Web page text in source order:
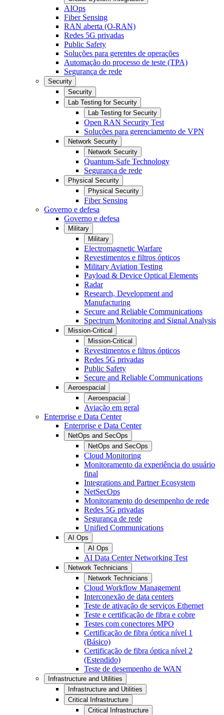
AIOps
Fiber Sensing
RAN aberta (O-RAN)
Redes 5G privadas
Public Safety
Soluções para gerentes de operações
Automação do processo de teste (TPA)
Segurança de rede
Security
Security
Lab Testing for Security
Lab Testing for Security
Open RAN Security Test
Soluções para gerenciamento de VPN
Network Security
Network Security
Quantum-Safe Technology
Segurança de rede
Physical Security
Physical Security
Fiber Sensing
Governo e defesa
Governo e defesa
Military
Military
Electromagnetic Warfare
Revestimentos e filtros ópticos
Military Aviation Testing
Payload & Device Optical Elements
Radar
Research, Development and
Manufacturing
Secure and Reliable Communications
Spectrum Monitoring and Signal Analysis
Mission-Critical
Mission-Critical
Revestimentos e filtros ópticos
Redes 5G privadas
Public Safety
Secure and Reliable Communications
Aeroespacial
Aeroespacial
Aviação em geral
Enterprise e Data Center
Enterprise e Data Center
NetOps and SecOps
NetOps and SecOps
Cloud Monitoring
Monitoramento da experiência do usuário
final
Integrations and Partner Ecosystem
NetSecOps
Monitoramento do desempenho de rede
Redes 5G privadas
Segurança de rede
Unified Communications
AI Ops
AI Ops
AI Data Center Networking Test
Network Technicians
Network Technicians
Cloud Workflow Management
Interconexão de data centers
Teste de ativação de serviços Ethernet
Teste e certificação de fibra e cobre
Testes com conectores MPO
Certificação de fibra óptica nível 1
(Básico)
Certificação de fibra óptica nível 2
(Estendido)
Teste de desempenho de WAN
Infrastructure and Utilities
Infrastructure and Utilities
Critical Infrastructure
Critical Infrastructure